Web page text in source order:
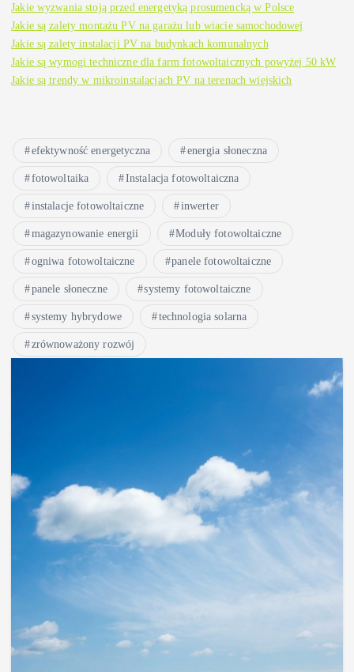
Jakie wyzwania stoją przed energetyką prosumencką w Polsce
Jakie są zalety montażu PV na garażu lub wiacie samochodowej
Jakie są zalety instalacji PV na budynkach komunalnych
Jakie są wymogi techniczne dla farm fotowoltaicznych powyżej 50 kW
Jakie są trendy w mikroinstalacjach PV na terenach wiejskich
efektywność energetyczna energia słoneczna
fotowoltaika Instalacja fotowoltaiczna
instalacje fotowoltaiczne inwerter
magazynowanie energii Moduły fotowoltaiczne
ogniwa fotowoltaiczne panele fotowoltaiczne
panele słoneczne systemy fotowoltaiczne
systemy hybrydowe technologia solarna
zrównoważony rozwój